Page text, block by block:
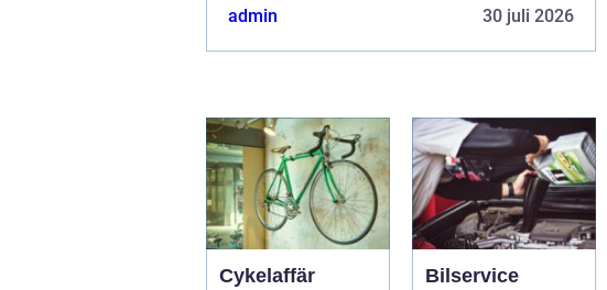
admin 30 juli 2026
Cykelaffär
Bilservice